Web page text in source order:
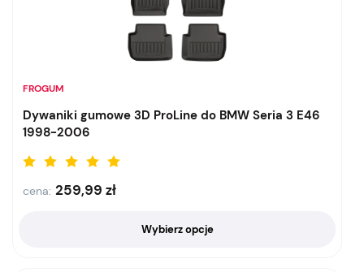
FROGUM
Dywaniki gumowe 3D ProLine do BMW Seria 3 E46
1998-2006
cena: 259,99 zł
Wybierz opcje